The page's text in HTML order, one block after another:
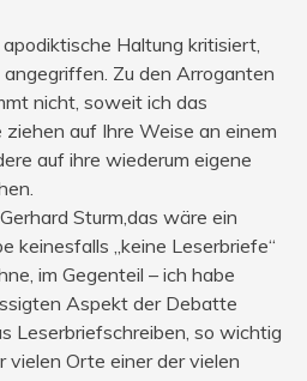
Haltung kritisiert,
Zu den Arroganten
nicht, soweit ich das
auf Ihre Weise an einem
auf ihre wiederum eigene
Sturm,das wäre ein
keinesfalls „keine Leserbriefe“
im Gegenteil – ich habe
Aspekt der Debatte
Leserbriefschreiben, so wichtig
vielen Orte einer der vielen